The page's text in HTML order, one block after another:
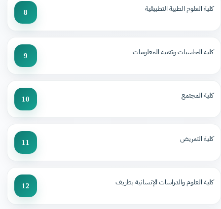
كلية العلوم الطبية التطبيقية 8
كلية الحاسبات وتقنية المعلومات 9
كلية المجتمع 10
كلية التمريض 11
كلية العلوم والدراسات الإنسانية بطريف 12